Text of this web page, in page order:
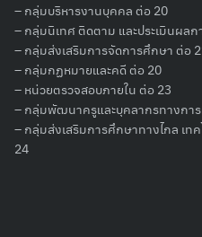
Search
for:
– กลุ่มบริหารงานบุคคล ต่อ 20
– กลุ่มนิเทศ ติดตาม และประเมินผล
– กลุ่มส่งเสริมการจัดการศึกษา ต่อ
– กลุ่มกฏหมายและคดี ต่อ 20
– หน่วยตรวจสอบภายใน ต่อ 23
– กลุ่มพัฒนาครูและบุคลากรทางกา
– กลุ่มส่งเสริมการศึกษาทางไกล เท
24